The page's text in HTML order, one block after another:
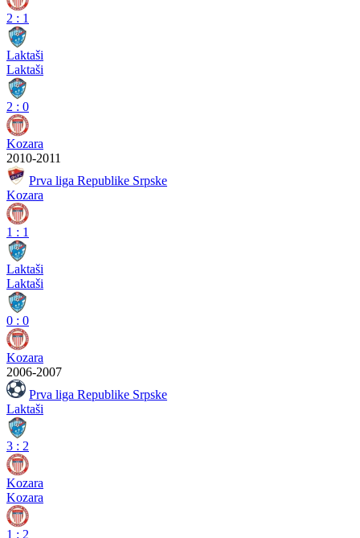
2 : 1
Laktaši
Laktaši
2 : 0
Kozara
2010-2011
Prva liga Republike Srpske
Kozara
1 : 1
Laktaši
Laktaši
0 : 0
Kozara
2006-2007
Prva liga Republike Srpske
Laktaši
3 : 2
Kozara
Kozara
1 : 2